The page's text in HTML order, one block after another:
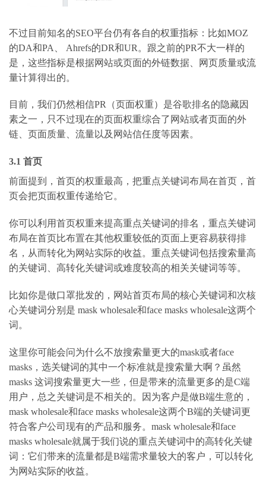
不过目前知名的SEO平台仍有各自的权重指标：比如MOZ
的DA和PA、 Ahrefs的DR和UR。跟之前的PR不大一样的
是，这些指标是根据网站或页面的外链数据、网页质量或流
量计算得出的。
目前，我们仍然相信PR（页面权重）是谷歌排名的隐藏因
素之一，只不过现在的页面权重综合了网站或者页面的外
链、页面质量、流量以及网站信任度等因素。
3.1 首页
前面提到，首页的权重最高，把重点关键词布局在首页，首
页会把页面权重传递给它。
你可以利用首页权重来提高重点关键词的排名，重点关键词
布局在首页比布置在其他权重较低的页面上更容易获得排
名，从而转化为网站实际的收益。重点关键词包括搜索量高
的关键词、高转化关键词或难度较高的相关关键词等等。
比如你是做口罩批发的，网站首页布局的核心关键词和次核
心关键词分别是 mask wholesale和face masks wholesale这两个
词。
这里你可能会问为什么不放搜索量更大的mask或者face
masks，选关键词的其中一个标准就是搜索量大啊？虽然
masks 这词搜索量更大一些，但是带来的流量更多的是C端
用户，总之关键词是不相关的。因为客户是做B端生意的，
mask wholesale和face masks wholesale这两个B端的关键词更
符合客户公司现有的产品和服务。mask wholesale和face
masks wholesale就属于我们说的重点关键词中的高转化关键
词：它们带来的流量都是B端需求量较大的客户，可以转化
为网站实际的收益。